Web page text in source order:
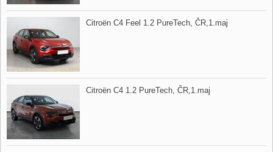
Citroën C4 Feel 1.2 PureTech,​ ČR,​1.maj
Citroën C4 1.2 PureTech,​ ČR,​1.maj